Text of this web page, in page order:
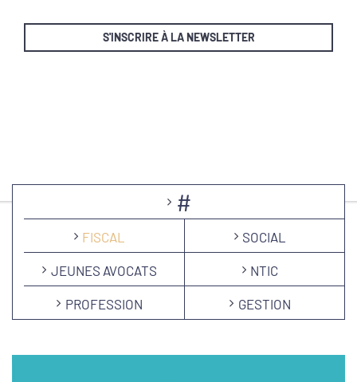
S'INSCRIRE À LA NEWSLETTER
#
FISCAL SOCIAL
JEUNES AVOCATS NTIC
PROFESSION GESTION